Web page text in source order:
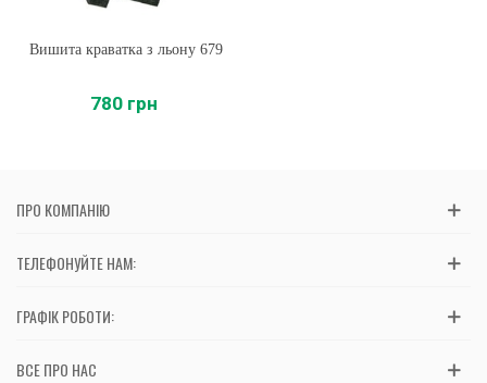
Вишита краватка з льону 679
780 грн
ПРО КОМПАНІЮ
ТЕЛЕФОНУЙТЕ НАМ:
ГРАФІК РОБОТИ:
ВСЕ ПРО НАС